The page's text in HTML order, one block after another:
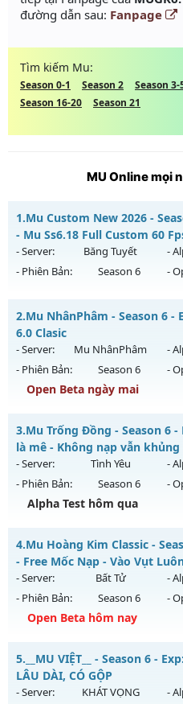
đường dẫn sau: Fanpage
Tìm kiếm Mu:
Season 0-1 Season 2 Season 3-
Season 16-20
Season 21
MU Online mọi
1.Mu Custom New 2026 -
- Mu Ss6.18 Full Custom 60
- Server: Băng Tuyết -
- Phiên Bản:
Season 6 -
Mu Custom New 2026 - Mu
Mới
Mu mới ra tháng 08 2026 - Mở
ngày 06/08/2626
Exp: 9999x - Drop: 90%
Thể loại: Mu Custom thêm đồ
Antihack: Gold Dragon
2.Mu NhânPhâm - Season 6 -
6.0 Clasic
- Server: Mu NhânPhâm -
- Phiên Bản:
Season 6 -
Open Beta ngày mai
Mu NhânPhâm - Mu 6.0 Clasic
Mu mới ra tháng 08 2026 - Mở
13h ngày 09/08/2626
Exp: 99x - Drop: 999%
Kiểu reset: Reset In Game
Antihack: goldshield💥
3.Mu Trống Đồng - Season 6 -
là mê - Không nạp vẫn khủng
- Server: Tình Yêu -
- Phiên Bản:
Season 6 -
Alpha Test hôm qua
Mu Trống Đồng - Chơi là mê -
Mu mới ra tháng 08 2026 - Mở
ngày 07/08/2626
Exp: 9999x - Drop: 90%
Kiểu reset: Reset In Game
Thể loại: Mu Nguyên bản
Antihack: ICMPROTECT ✅ 🔴
4.Mu Hoàng Kim Classic -
- Free Mốc Nạp - Vào Vụt
- Server: Bất Tử -
- Phiên Bản:
Season 6 -
Open Beta hôm nay
Mu Hoàng Kim Classic - Free
Mu mới ra tháng 08 2026 - Mở
ngày 08/08/2626
5. __MU VIỆT__ - Season 6 -
LÂU DÀI, CÓ GỘP
- Server: KHÁT VỌNG -